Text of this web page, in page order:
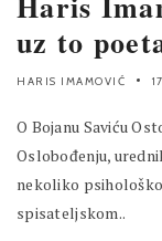
uz to
HARIS IMAMOVIĆ
O Bojanu Saviću
Oslobođenju,
nekoliko
spisateljskom..